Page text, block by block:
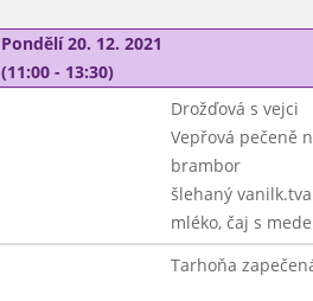
Pondělí 20. 12. 2021
(11:00 - 13:30)
Drožďová s vejci
Vepřová pečeně
brambor
šlehaný
mléko, čaj s
Tarhoňa